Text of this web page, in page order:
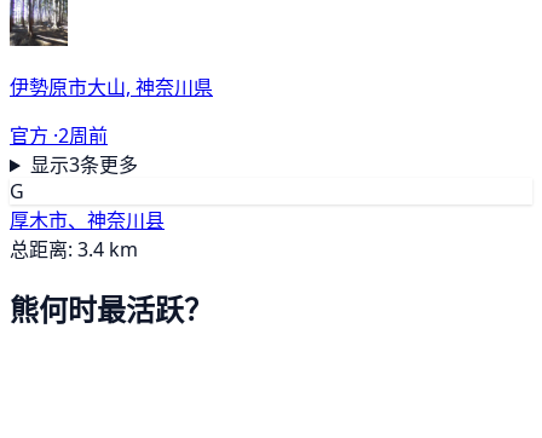
伊勢原市大山, 神奈川県
官方 ·2周前
显示3条更多
G
厚木市、神奈川县
总距离: 3.4 km
熊何时最活跃？